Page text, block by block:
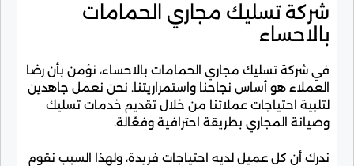
شركة تسليك مجاري الحمامات
بالاحساء
في شركة تسليك مجاري الحمامات بالاحساء، نؤمن بأن رضا
العملاء هو أساس نجاحنا واستمراريتنا. نحن نعمل جاهدين
لتلبية احتياجات عملائنا من خلال تقديم خدمات تسليك
وصيانة المجاري بطريقة احترافية وفعّالة.
ندرك أن كل عميل لديه احتياجات فريدة، ولهذا السبب نقوم